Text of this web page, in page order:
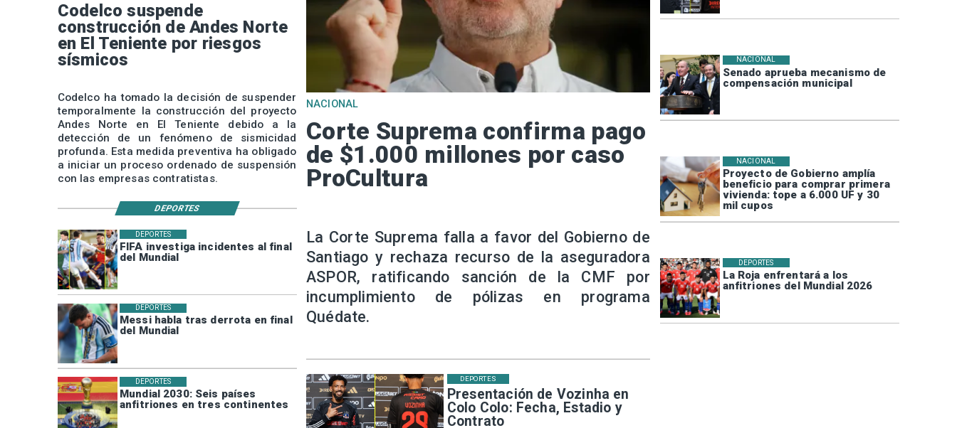
Senado aprueba mecanismo de
compensación municipal
NACIONAL
Proyecto de Gobierno amplía
beneficio para comprar primera
vivienda: tope a 6.000 UF y 30
mil cupos
NACIONAL
La Roja enfrentará a los
anfitriones del Mundial 2026
DEPORTES
FIFA investiga incidentes al final
del Mundial
DEPORTES
Messi habla tras derrota en final
del Mundial
DEPORTES
Mundial 2030: Seis países
anfitriones en tres continentes
DEPORTES
Presentación de Vozinha en
Colo Colo: Fecha, Estadio y
Contrato
DEPORTES
Codelco suspende
construcción de Andes Norte
en El Teniente por riesgos
sísmicos
Codelco ha tomado la decisión de suspender
temporalmente la construcción del proyecto
Andes Norte en El Teniente debido a la
detección de un fenómeno de sismicidad
profunda. Esta medida preventiva ha obligado
a iniciar un proceso ordenado de suspensión
con las empresas contratistas.
NACIONAL
Corte Suprema confirma pago
de $1.000 millones por caso
ProCultura
La Corte Suprema falla a favor del Gobierno de
Santiago y rechaza recurso de la aseguradora
ASPOR, ratificando sanción de la CMF por
incumplimiento de pólizas en programa
Quédate.
DEPORTES